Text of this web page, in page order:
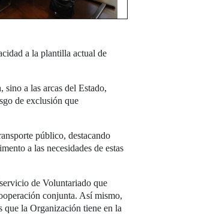
a la plantilla actual de
a las arcas del Estado,
de exclusión que
público, destacando
a las necesidades de estas
de Voluntariado que
conjunta. Así mismo,
que la Organización tiene en la